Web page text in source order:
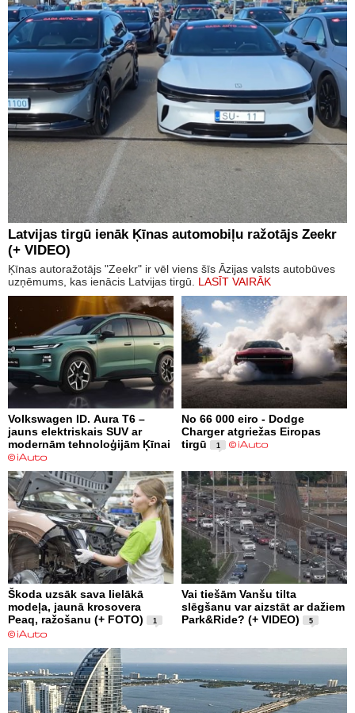
Latvijas tirgū ienāk Ķīnas automobiļu ražotājs Zeekr
(+ VIDEO)
Ķīnas autoražotājs "Zeekr" ir vēl viens šīs Āzijas valsts autobūves
uzņēmums, kas ienācis Latvijas tirgū. LASĪT VAIRĀK
Volkswagen ID. Aura T6 –
jauns elektriskais SUV ar
modernām tehnoloģijām Ķīnai
No 66 000 eiro - Dodge
Charger atgriežas Eiropas
tirgū
1
Škoda uzsāk sava lielākā
modeļa, jaunā krosovera
Peaq, ražošanu (+ FOTO)
1
Vai tiešām Vanšu tilta
slēgšanu var aizstāt ar dažiem
Park&Ride? (+ VIDEO)
5